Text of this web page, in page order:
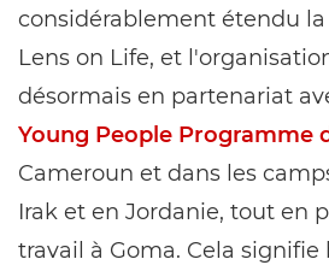
considérablement étendu
Lens on Life, et
désormais en partenariat
Young People Programme
Cameroun et dans les
Irak et en Jordanie, tout en
travail à Goma. Cela